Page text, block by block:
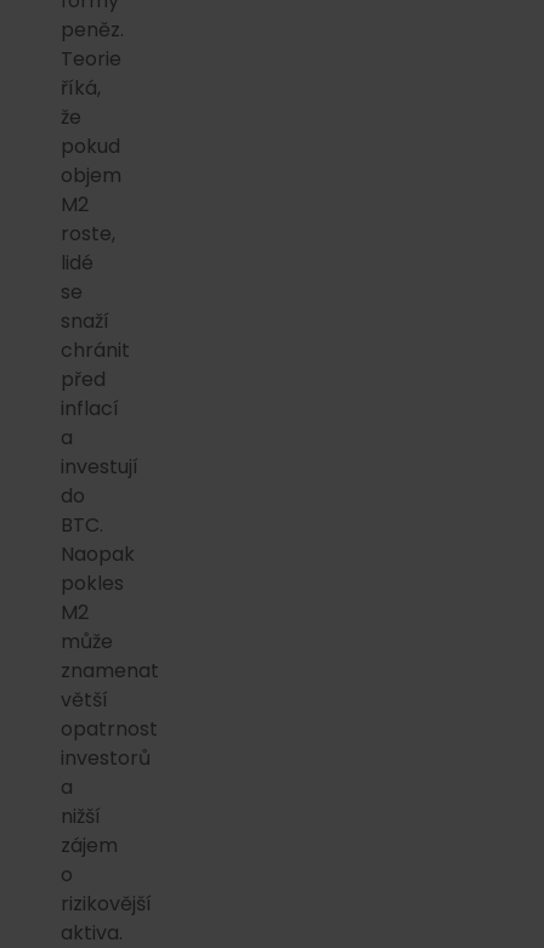
peněz.
Teorie
říká,
že
pokud
objem
M2
roste,
lidé
se
snaží
chránit
před
inflací
a
investují
do
BTC.
Naopak
pokles
M2
může
znamenat
větší
opatrnost
investorů
a
nižší
zájem
o
rizikovější
aktiva.